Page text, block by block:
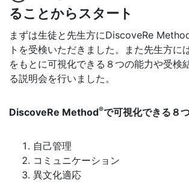
ることからスタート
まずは生徒と先生方にDiscoveRe
トを受検いただきました。また先生方に
をもとに可視化できる８つの能力や受検
る説明会を行いました。
DiscoveRe Method®で可視化できる８
自己管理
コミュニケーション
異文化適応